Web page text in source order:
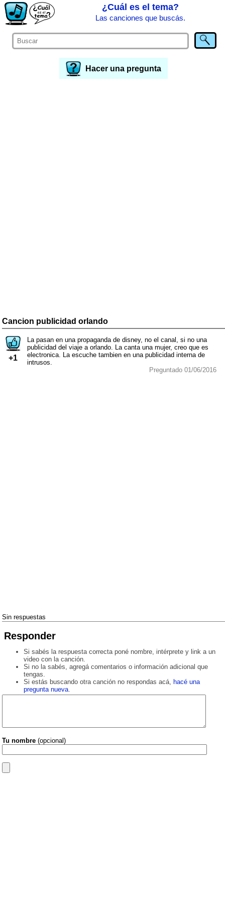
¿Cuál es el tema?
Las canciones que buscás.
Hacer una pregunta
Cancion publicidad orlando
+1
La pasan en una propaganda de disney, no el canal, si no una
publicidad del viaje a orlando. La canta una mujer, creo que es
electronica. La escuche tambien en una publicidad interna de
intrusos.
Preguntado 01/06/2016
Sin respuestas
Responder
Si sabés la respuesta correcta poné nombre, intérprete y link a un
video con la canción.
Si no la sabés, agregá comentarios o información adicional que
tengas.
Si estás buscando otra canción no respondas acá, hacé una
pregunta nueva.
Tu nombre (opcional)